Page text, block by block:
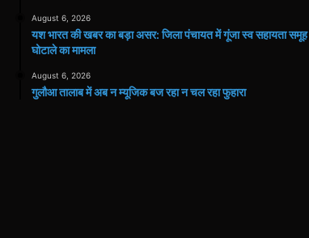
August 6, 2026
यश भारत की खबर का बड़ा असर: जिला पंचायत में गूंजा स्व सहायता समूह
घोटाले का मामला
August 6, 2026
गुलौआ तालाब में अब न म्यूजिक बज रहा न चल रहा फुहारा